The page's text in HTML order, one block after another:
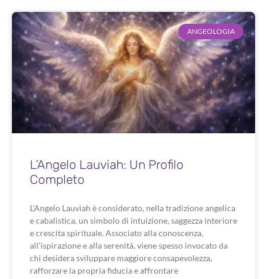
ANGEOLOGIA
L’Angelo Lauviah: Un Profilo
Completo
L’Angelo Lauviah è considerato, nella tradizione angelica
e cabalistica, un simbolo di intuizione, saggezza interiore
e crescita spirituale. Associato alla conoscenza,
all’ispirazione e alla serenità, viene spesso invocato da
chi desidera sviluppare maggiore consapevolezza,
rafforzare la propria fiducia e affrontare